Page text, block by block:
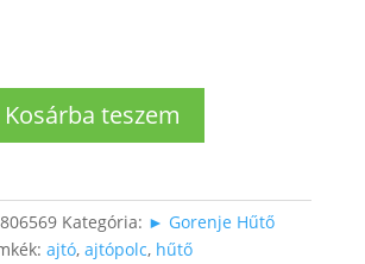
Kosárba teszem
Kategória: ► Gorenje Hűtő
ajtó, ajtópolc, hűtő